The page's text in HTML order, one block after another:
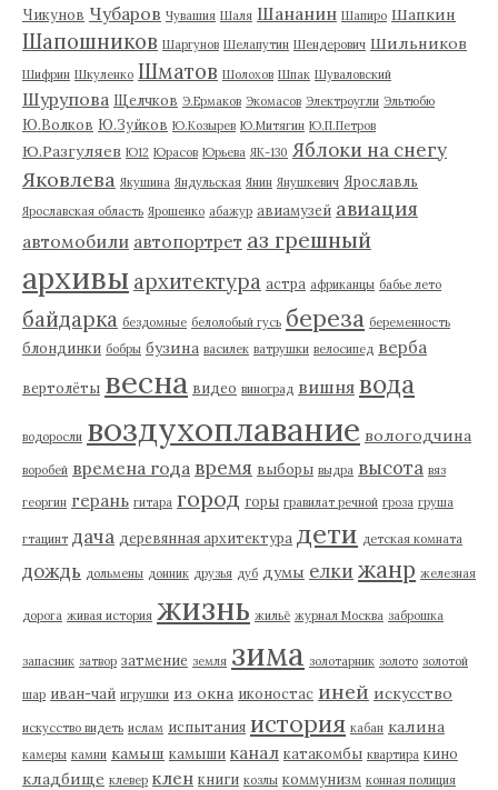
Чикунов Чубаров Чувашия Шаля Шананин Шапиро Шапкин
Шапошников Шаргунов Шелапутин Шендерович Шильников
Шифрин Шкуленко Шматов Шолохов Шпак Шуваловский
Шурупова Щелчков Э.Ермаков Экомасов Электроугли Эльтюбю
Ю.Волков Ю.Зуйков Ю.Козырев Ю.Митягин Ю.П.Петров
Ю.Разгуляев Ю12 Юрасов Юрьева ЯК-130 Яблоки на снегу
Яковлева Якушина Яндульская Янин Янушкевич Ярославль
Ярославская область Ярошенко абажур авиамузей авиация
автомобили автопортрет аз грешный
архивы архитектура астра африканцы бабье лето
байдарка бездомные белолобый гусь береза беременность
блондинки бобры бузина василек ватрушки велосипед верба
вертолёты весна видео виноград вишня вода
водоросли воздухоплавание вологодчина
воробей времена года время выборы выдра высота вяз
георгин герань гитара город горы гравилат речной гроза груша
гтацинт дача деревянная архитектура дети детская комната
дождь дольмены донник друзья дуб думы елки жанр железная
дорога живая история жизнь жильё журнал Москва заброшка
запасник затвор затмение земля зима золотарник золото золотой
шар иван-чай игрушки из окна иконостас иней искусство
искусство видеть ислам испытания история кабан калина
камеры камни камыш камыши канал катакомбы квартира кино
кладбище клевер клен книги козлы коммунизм конная полиция